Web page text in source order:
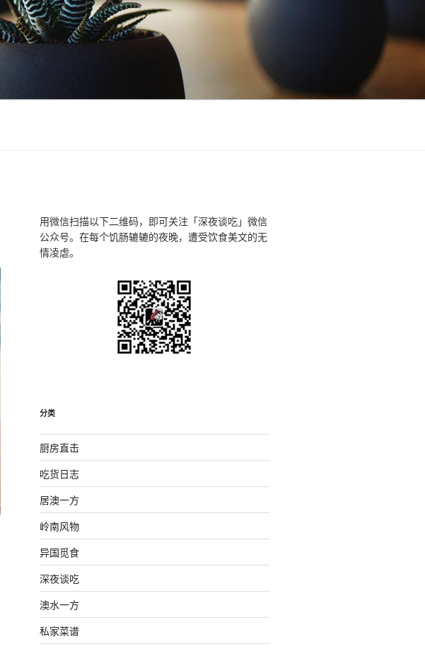
用微信扫描以下二维码，即可关注「深夜谈吃」微信
公众号。在每个饥肠辘辘的夜晚，遭受饮食美文的无
情凌虐。
分类
厨房直击
吃货日志
居澳一方
岭南风物
异国觅食
深夜谈吃
澳水一方
私家菜谱